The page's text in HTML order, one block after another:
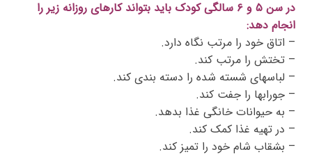
در سن ۵ و ۶ سالگی کودک باید بتواند کارهای روزانه زیر را
انجام دهد:
– اتاق خود را مرتب نگاه دارد.
– تختش را مرتب کند.
– لباسهای شسته شده را دسته بندی کند.
– جورابها را جفت کند.
– به حیوانات خانگی غذا بدهد.
– در تهیه غذا کمک کند.
– بشقاب شام خود را تمیز کند.